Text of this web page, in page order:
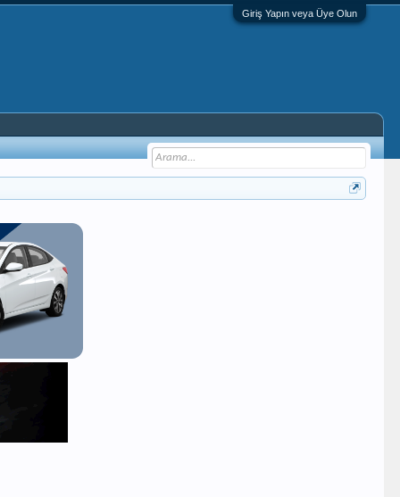
Giriş Yapın veya Üye Olun